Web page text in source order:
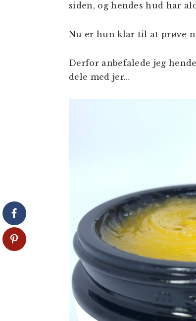
siden, og hendes hud har
Nu er hun klar til at prøve
Derfor anbefalede jeg
dele med jer…